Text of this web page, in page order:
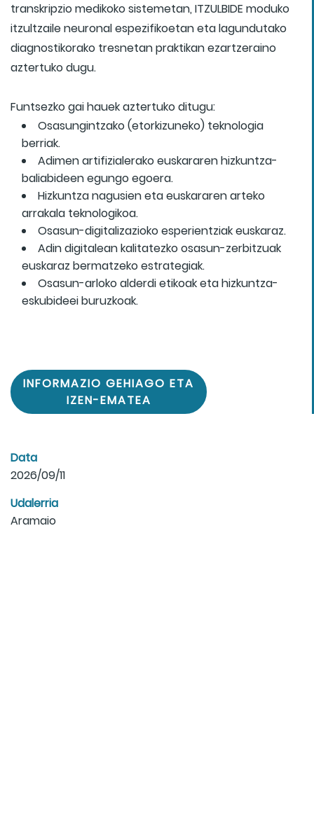
transkripzio medikoko sistemetan, ITZULBIDE moduko
itzultzaile neuronal espezifikoetan eta lagundutako
diagnostikorako tresnetan praktikan ezartzeraino
aztertuko dugu.
Funtsezko gai hauek aztertuko ditugu:
Osasungintzako (etorkizuneko) teknologia
berriak.
Adimen artifizialerako euskararen hizkuntza-
baliabideen egungo egoera.
Hizkuntza nagusien eta euskararen arteko
arrakala teknologikoa.
Osasun-digitalizazioko esperientziak euskaraz.
Adin digitalean kalitatezko osasun-zerbitzuak
euskaraz bermatzeko estrategiak.
Osasun-arloko alderdi etikoak eta hizkuntza-
eskubideei buruzkoak.
INFORMAZIO GEHIAGO ETA
IZEN-EMATEA
Data
2026/09/11
Udalerria
Aramaio